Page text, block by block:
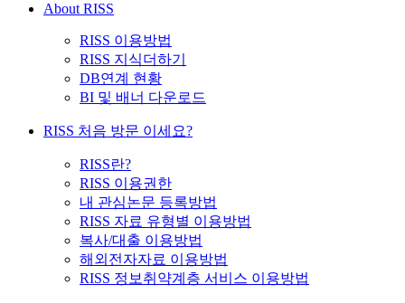
About RISS
RISS 이용방법
RISS 지식더하기
DB연계 현황
BI 및 배너 다운로드
RISS 처음 방문 이세요?
RISS란?
RISS 이용권한
내 관심논문 등록방법
RISS 자료 유형별 이용방법
복사/대출 이용방법
해외전자자료 이용방법
RISS 정보취약계층 서비스 이용방법